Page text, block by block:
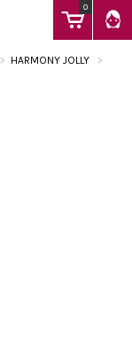
0
HARMONY JOLLY